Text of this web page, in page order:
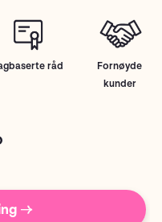
råd
Fornøyde
kunder
→